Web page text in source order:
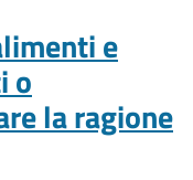
e
o
la ragione